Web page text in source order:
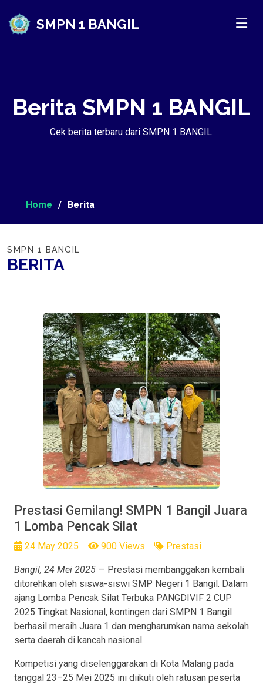
SMPN 1 BANGIL
Berita SMPN 1 BANGIL
Cek berita terbaru dari SMPN 1 BANGIL.
Home Berita
SMPN 1 BANGIL
BERITA
Prestasi Gemilang! SMPN 1 Bangil Juara
1 Lomba Pencak Silat
24 May 2025 900 Views Prestasi
Bangil, 24 Mei 2025 — Prestasi membanggakan kembali
ditorehkan oleh siswa-siswi SMP Negeri 1 Bangil. Dalam
ajang Lomba Pencak Silat Terbuka PANGDIVIF 2 CUP
2025 Tingkat Nasional, kontingen dari SMPN 1 Bangil
berhasil meraih Juara 1 dan mengharumkan nama sekolah
serta daerah di kancah nasional.
Kompetisi yang diselenggarakan di Kota Malang pada
tanggal 23–25 Mei 2025 ini diikuti oleh ratusan peserta